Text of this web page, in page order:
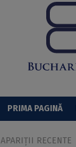
PRIMA PAGINĂ
APARIȚII RECENTE